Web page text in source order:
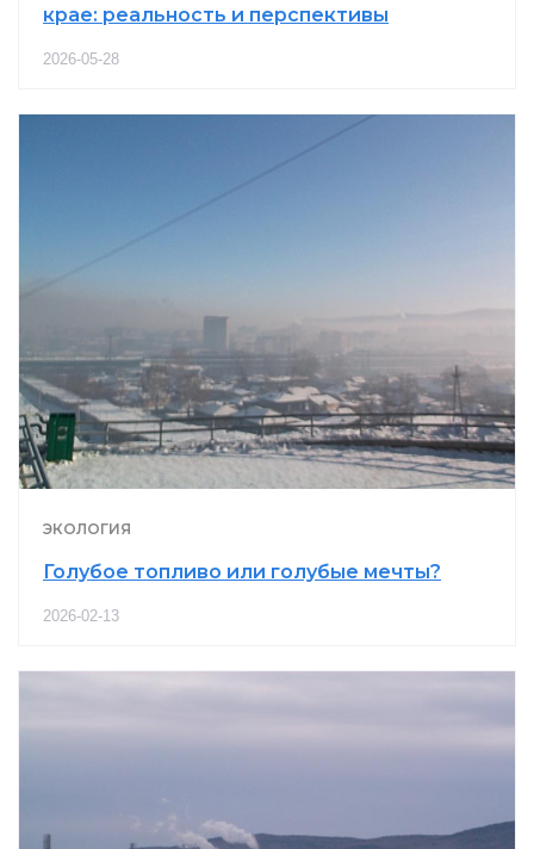
крае: реальность и перспективы
2026-05-28
ЭКОЛОГИЯ
Голубое топливо или голубые мечты?
2026-02-13